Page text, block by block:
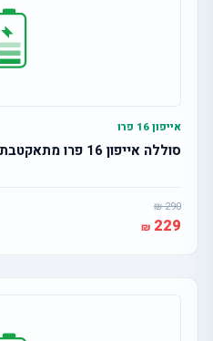
אייפון 16 פרו
סוללה אייפון 16 פרו מתאקטבת
290
229